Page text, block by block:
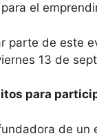
el
parte de este
13 de
para
de un